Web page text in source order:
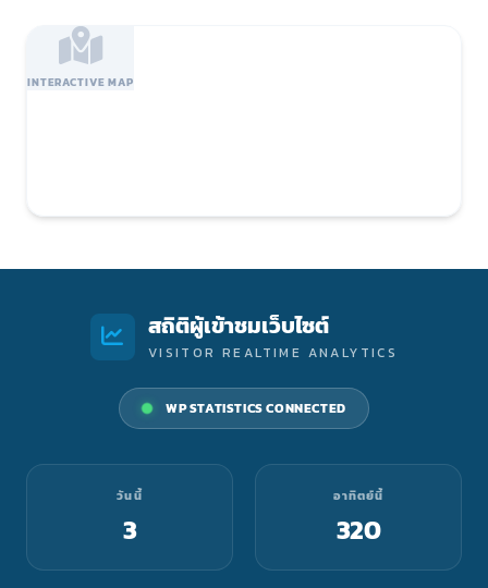
INTERACTIVE MAP
สถิติผู้เข้าชมเว็บไซต์
VISITOR REALTIME ANALYTICS
WP STATISTICS CONNECTED
วันนี้
3
อาทิตย์นี้
320